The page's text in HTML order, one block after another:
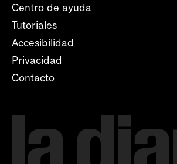
Centro de ayuda
Tutoriales
Accesibilidad
Privacidad
Contacto